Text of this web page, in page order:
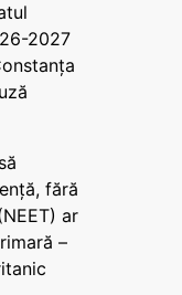
2027
fără
ar
–